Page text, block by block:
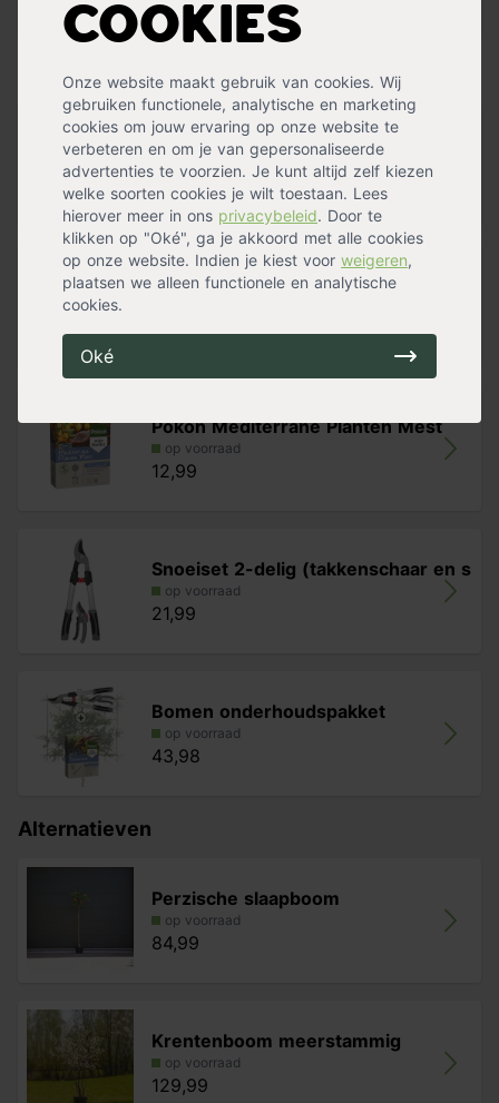
Cookies
Onze website maakt gebruik van cookies. Wij
gebruiken functionele, analytische en marketing
cookies om jouw ervaring op onze website te
verbeteren en om je van gepersonaliseerde
advertenties te voorzien. Je kunt altijd zelf kiezen
welke soorten cookies je wilt toestaan. Lees
hierover meer in ons privacybeleid. Door te
klikken op "Oké", ga je akkoord met alle cookies
op onze website. Indien je kiest voor weigeren,
plaatsen we alleen functionele en analytische
cookies.
Oké
Waterbehoefte Weinig
Meer specificaties »
Handig voor erbij
Pokon Mediterrane Potgrond Bio
op voorraad
16,99
Pokon Mediterrane Planten Voeding
Pokon Mediterrane Planten Mest
op voorraad
12,99
Snoeiset 2-delig (takkenschaar en s
op voorraad
21,99
Bomen onderhoudspakket
op voorraad
43,98
Alternatieven
Perzische slaapboom
op voorraad
84,99
Krentenboom meerstammig
op voorraad
129,99